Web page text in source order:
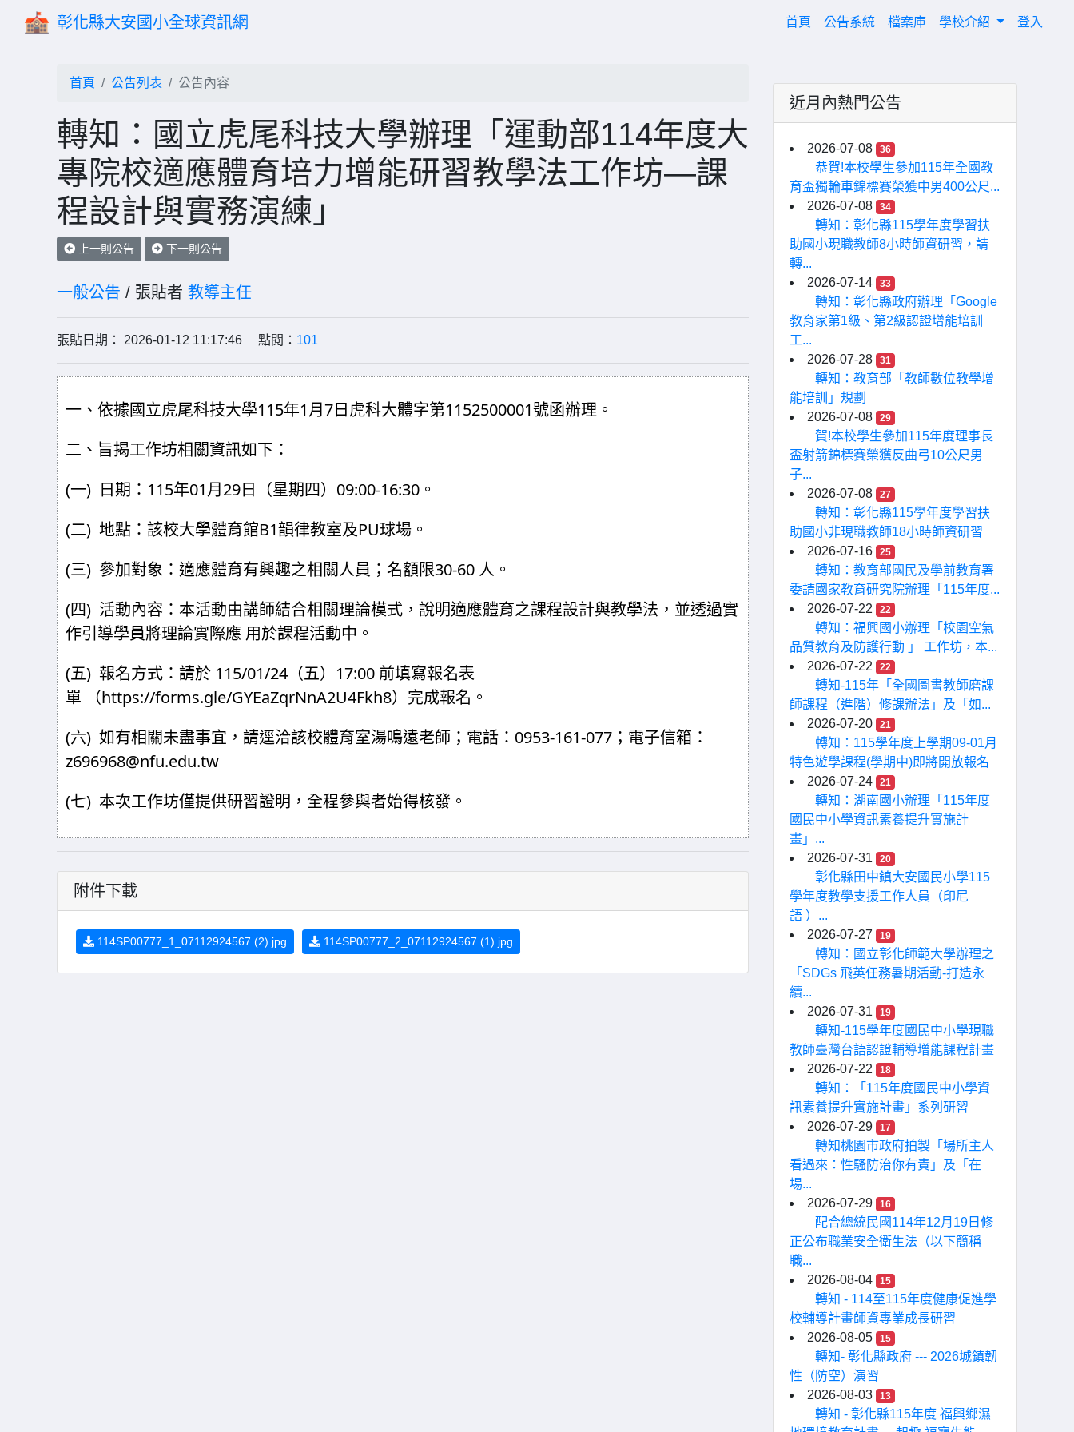
彰化縣大安國小全球資訊網 首頁 (current)
公告系統 檔案庫 學校介紹 登入
首頁 公告列表 公告內容
轉知：國立虎尾科技大學辦理「運動部114年度大
專院校適應體育培力增能研習教學法工作坊—課
程設計與實務演練」
上一則公告 下一則公告
一般公告 / 張貼者 教導主任
張貼日期： 2026-01-12 11:17:46 點閱： 101
一、依據國立虎尾科技大學115年1月7日虎科大體字第1152500001號函辦理。
二、 旨揭工作坊相關資訊如下：
(一) 日期： 115年01 月 29 日（星期四） 09:00-16:30 。
(二) 地點：該校大學體育館B1韻律教室及PU球場。
(三) 參加對象：適應體育有興趣之相關人員；名額限30-60 人。
(四) 活動內容：本活動由講師結合相關理論模式，說明適應體育之課程設計與教學法，並透過實
作引導學員將理論實際應 用於課程活動中。
(五) 報名方式：請於 115/01/24 （五） 17:00 前填寫報名表
單
（https://forms.gle/GYEaZqrNnA2U4Fkh8）完成報名。
(六) 如有相關未盡事宜，請逕洽該校體育室湯鳴遠老師；電話： 0953-161-077 ；電子信箱：
z696968@nfu.edu.tw
(七) 本次工作坊僅提供研習證明，全程參與者始得核發。
附件下載
114SP00777_1_07112924567 (2).jpg 114SP00777_2_07112924567 (1).jpg
近月內熱門公告
2026-07-08 36
恭賀!本校學生參加115年全國教
育盃獨輪車錦標賽榮獲中男400公尺...
2026-07-08
34
轉知：彰化縣115學年度學習扶
助國小現職教師8小時師資研習，請
轉...
2026-07-14
33
轉知：彰化縣政府辦理「Google
教育家第1級、第2級認證增能培訓
工...
2026-07-28
31
轉知：教育部「教師數位教學增
能培訓」規劃
2026-07-08
29
賀!本校學生參加115年度理事長
盃射箭錦標賽榮獲反曲弓10公尺男
子...
2026-07-08
27
轉知：彰化縣115學年度學習扶
助國小非現職教師18小時師資研習
2026-07-16
25
轉知：教育部國民及學前教育署
委請國家教育研究院辦理「115年度...
2026-07-22
22
轉知：福興國小辦理「校園空氣
品質教育及防護行動 」 工作坊，本...
2026-07-22
22
轉知-115年「全國圖書教師磨課
師課程（進階）修課辦法」及「如...
2026-07-20
21
轉知：115學年度上學期09-01月
特色遊學課程(學期中)即將開放報名
2026-07-24
21
轉知：湖南國小辦理「115年度
國民中小學資訊素養提升實施計
畫」...
2026-07-31
20
彰化縣田中鎮大安國民小學115
學年度教學支援工作人員（印尼
語 ）...
2026-07-27
19
轉知：國立彰化師範大學辦理之
「SDGs 飛英任務暑期活動-打造永
續...
2026-07-31
19
轉知-115學年度國民中小學現職
教師臺灣台語認證輔導增能課程計畫
2026-07-22
18
轉知：「115年度國民中小學資
訊素養提升實施計畫」系列研習
2026-07-29
17
轉知桃園市政府拍製「場所主人
看過來：性騷防治你有責」及「在
場...
2026-07-29
16
配合總統民國114年12月19日修
正公布職業安全衛生法（以下簡稱
職...
2026-08-04
15
轉知 - 114至115年度健康促進學
校輔導計畫師資專業成長研習
2026-08-05
15
轉知- 彰化縣政府 --- 2026城鎮韌
性（防空）演習
2026-08-03
13
轉知 - 彰化縣115年度 福興鄉濕